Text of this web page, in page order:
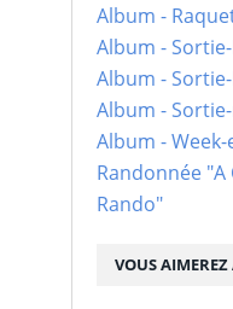
VOUS AIMEREZ
Album -
Album -
Album -
Album -
Album -
Randonnée
Rando"